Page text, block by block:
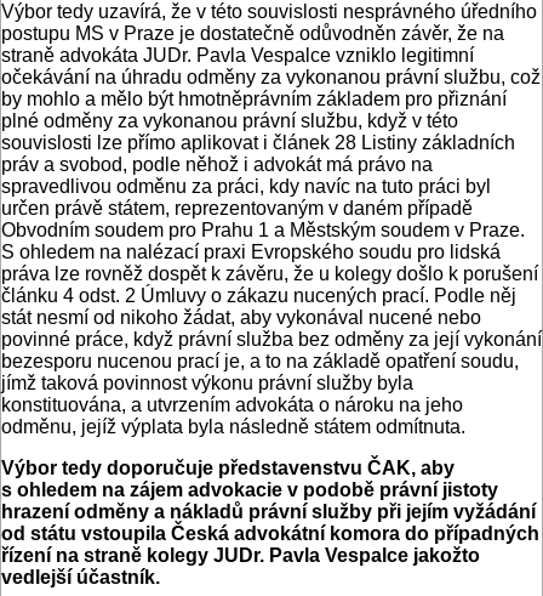
Výbor tedy uzavírá, že v této souvislosti nesprávného úředního
postupu MS v Praze je dostatečně odůvodněn závěr, že na
straně advokáta JUDr. Pavla Vespalce vzniklo legitimní
očekávání na úhradu odměny za vykonanou právní službu, což
by mohlo a mělo být hmotněprávním základem pro přiznání
plné odměny za vykonanou právní službu, když v této
souvislosti lze přímo aplikovat i článek 28 Listiny základních
práv a svobod, podle něhož i advokát má právo na
spravedlivou odměnu za práci, kdy navíc na tuto práci byl
určen právě státem, reprezentovaným v daném případě
Obvodním soudem pro Prahu 1 a Městským soudem v Praze.
S ohledem na nalézací praxi Evropského soudu pro lidská
práva lze rovněž dospět k závěru, že u kolegy došlo k porušení
článku 4 odst. 2 Úmluvy o zákazu nucených prací. Podle něj
stát nesmí od nikoho žádat, aby vykonával nucené nebo
povinné práce, když právní služba bez odměny za její vykonání
bezesporu nucenou prací je, a to na základě opatření soudu,
jímž taková povinnost výkonu právní služby byla
konstituována, a utvrzením advokáta o nároku na jeho
odměnu, jejíž výplata byla následně státem odmítnuta.
Výbor tedy doporučuje představenstvu ČAK, aby
s ohledem na zájem advokacie v podobě právní jistoty
hrazení odměny a nákladů právní služby při jejím vyžádání
od státu vstoupila Česká advokátní komora do případných
řízení na straně kolegy JUDr. Pavla Vespalce jakožto
vedlejší účastník.